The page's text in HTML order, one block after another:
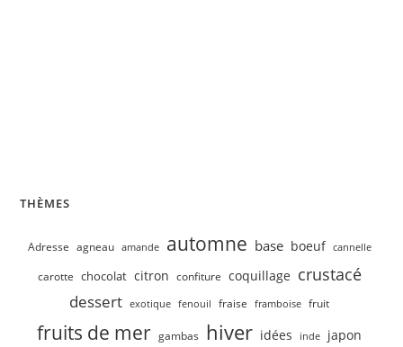
THÈMES
Adresse agneau amande automne base boeuf cannelle
carotte chocolat citron confiture coquillage crustacé
dessert exotique fenouil fraise framboise fruit
fruits de mer gambas hiver idées inde japon